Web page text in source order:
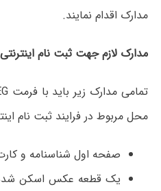
مدارک اقدام نمایند.
مدارک لازم جهت ثبت نام
محل مربوط در فرایند ثبت نام
صفحه اول شناسنامه و